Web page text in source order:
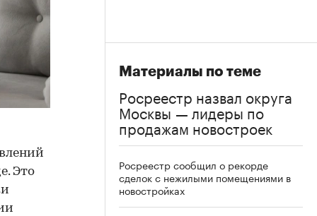
Это
Материалы по теме
Росреестр назвал округа
Москвы — лидеры по
продажам новостроек
Росреестр сообщил о рекорде
сделок с нежилыми помещениями в
новостройках